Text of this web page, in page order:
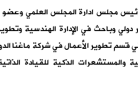
مجلس ادارة المجلس العلمي
وباحث في الإدارة الهندسية
تطوير الأعمال ‏في شركة ماغنا
والمستشعرات الذكية للقيادة